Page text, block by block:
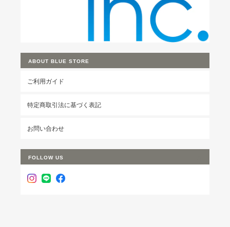
ABOUT BLUE STORE
ご利用ガイド
特定商取引法に基づく表記
お問い合わせ
FOLLOW US